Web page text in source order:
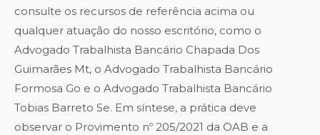
consulte os recursos de referência acima ou
qualquer atuação do nosso escritório, como o
Advogado Trabalhista Bancário Chapada Dos
Guimarães Mt, o Advogado Trabalhista Bancário
Formosa Go e o Advogado Trabalhista Bancário
Tobias Barreto Se. Em síntese, a prática deve
observar o Provimento nº 205/2021 da OAB e a